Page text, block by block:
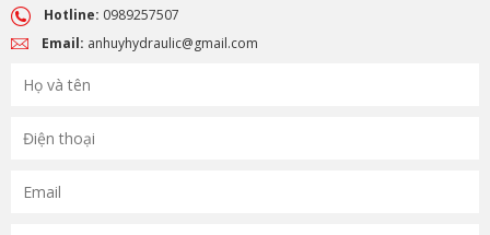
Hotline: 0989257507
Email: anhuyhydraulic@gmail.com